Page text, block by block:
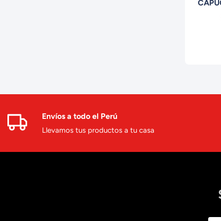
Envíos a todo el Perú
Llevamos tus productos a tu casa